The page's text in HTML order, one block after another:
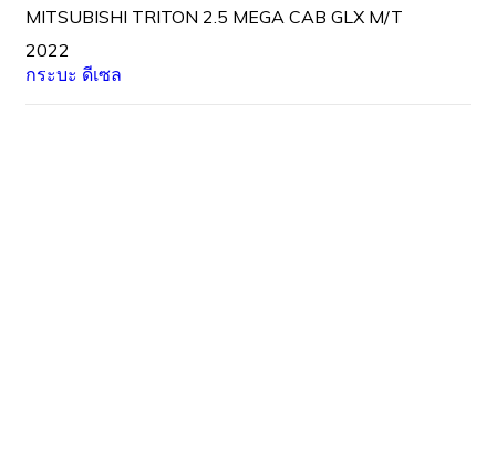
MITSUBISHI TRITON 2.5 MEGA CAB GLX M/T
2022
กระบะ ดีเซล